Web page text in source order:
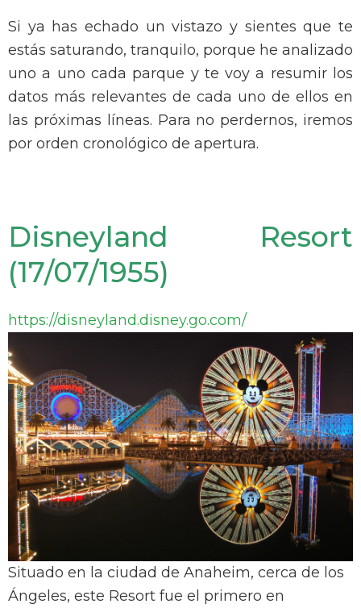
Si ya has echado un vistazo y sientes que te
estás saturando, tranquilo, porque he analizado
uno a uno cada parque y te voy a resumir los
datos más relevantes de cada uno de ellos en
las próximas líneas. Para no perdernos, iremos
por orden cronológico de apertura.
Disneyland Resort
(17/07/1955)
https://disneyland.disney.go.com/
Situado en la ciudad de Anaheim, cerca de los
Ángeles, este Resort fue el primero en